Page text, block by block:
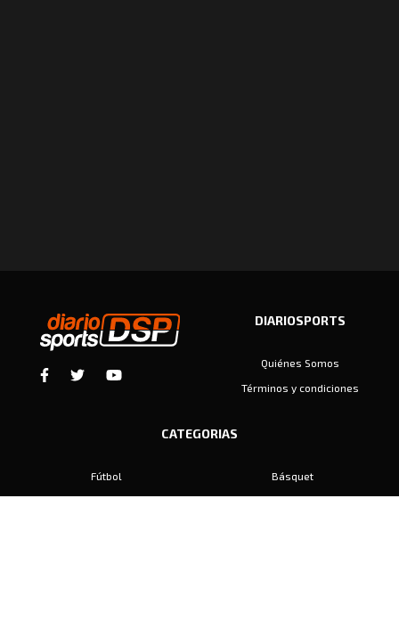
DIARIOSPORTS
Quiénes Somos
Términos y condiciones
CATEGORIAS
Fútbol
Básquet